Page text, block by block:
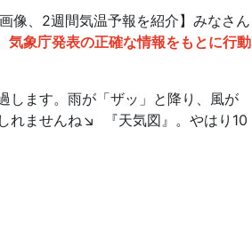
像、2週間気温予報を紹介】みなさん
気象庁発表の正確な情報をもとに行動
ます。雨が「ザッ」と降り、風が
れませんね↘️ 『天気図』。やはり10